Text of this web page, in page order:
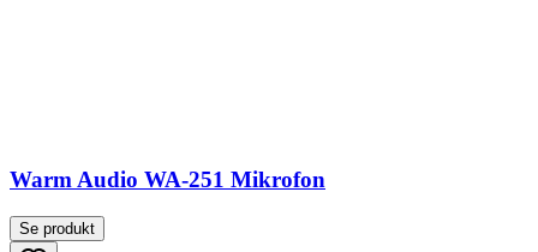
Warm Audio WA-251 Mikrofon
Se produkt